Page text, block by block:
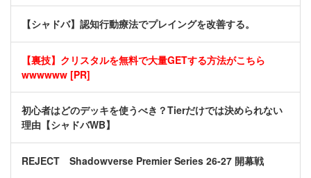
【シャドバ】認知行動療法でプレイングを改善する。
【裏技】クリスタルを無料で大量GETする方法がこちら
wwwwww [PR]
初心者はどのデッキを使うべき？Tierだけでは決められない
理由【シャドバWB】
REJECT Shadowverse Premier Series 26-27 開幕戦